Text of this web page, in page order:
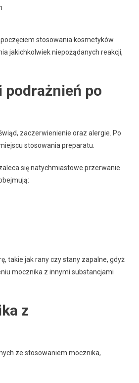
stosowania kosmetyków
jakichkolwiek niepożądanych reakcji,
podrażnień po
zaczerwienienie oraz alergie. Po
stosowania preparatu.
się natychmiastowe przerwanie
takie jak rany czy stany zapalne, gdyż
mocznika z innymi substancjami
z
ze stosowaniem mocznika,